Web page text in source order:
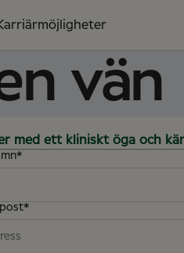
vän
med ett kliniskt öga och
*
*